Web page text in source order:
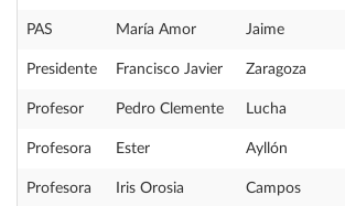
PAS María Amor Jaime
Presidente Francisco Javier Zaragoza
Profesor Pedro Clemente Lucha
Profesora Ester Ayllón
Profesora Iris Orosia Campos